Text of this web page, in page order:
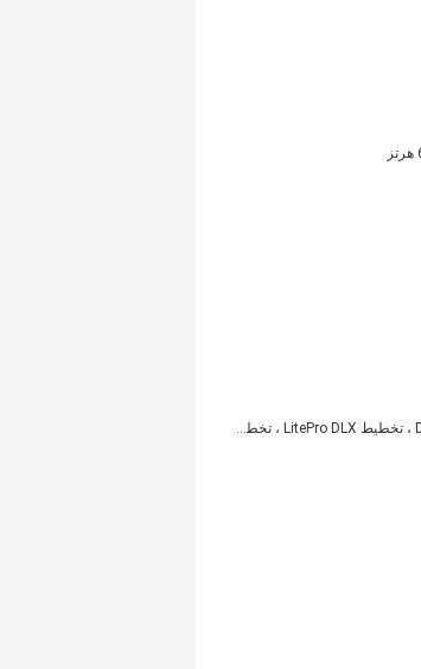
تصميم الإضاءة والدوائر ، تخطيط DIALux evo ، تخطيط LitePro DLX ، تخطيط Agi32 ، تخطيط CAD التلقائي ، القياس في الموقع ، تثبيت المشروع